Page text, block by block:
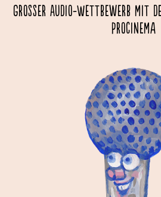
Grosser Audio-Wettbewerb mit
ProCinema